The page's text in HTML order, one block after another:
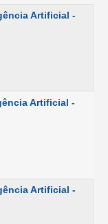
Artificial -
Artificial -
Artificial -